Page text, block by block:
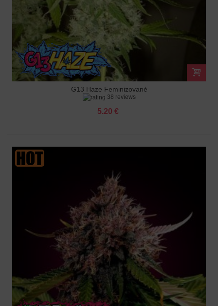
G13 Haze Feminizované
38 reviews
5.20 €